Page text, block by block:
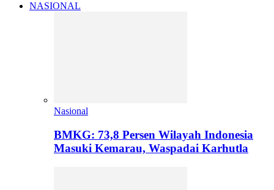
NASIONAL
Nasional
BMKG: 73,8 Persen Wilayah Indonesia
Masuki Kemarau, Waspadai Karhutla